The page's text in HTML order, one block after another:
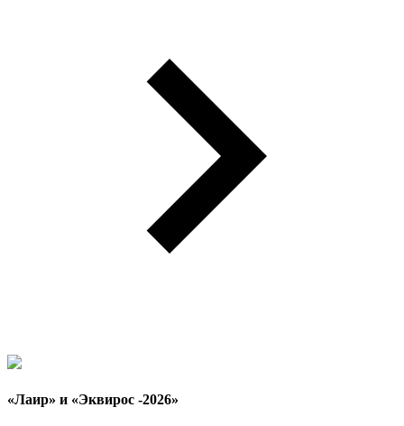
«Лаир» и «Эквирос -2026»